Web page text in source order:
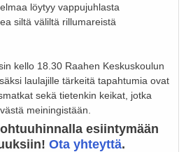
löytyy vappujuhlasta
siltä väliltä rillumareistä
kello 18.30 Raahen Keskuskoulun
laulajille tärkeitä tapahtumia ovat
sekä tietenkin keikat, jotka
meiningistään.
esiintymään
Ota yhteyttä.